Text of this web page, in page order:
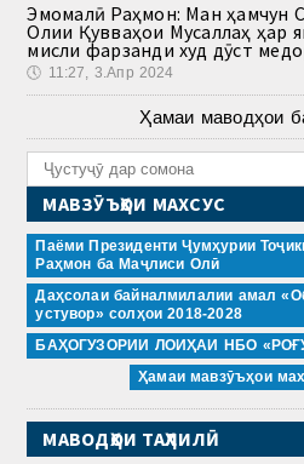
Эмомалӣ Раҳмон: Ман ҳамчун
Олии Қувваҳои Мусаллаҳ ҳар
мисли фарзанди худ дӯст
🕔 11:27, 3.Апр 2024
Ҳамаи маводҳои
МАВЗӮЪҲОИ МАХСУС
Паёми Президенти Ҷумҳурии
Раҳмон ба Маҷлиси Олӣ
Даҳсолаи байналмилалии амал
устувор» солҳои 2018-2028
БАҲОГУЗОРИИ ЛОИҲАИ НБО
Ҳамаи мавзӯъҳои
МАВОДҲОИ ТАҲЛИЛӢ